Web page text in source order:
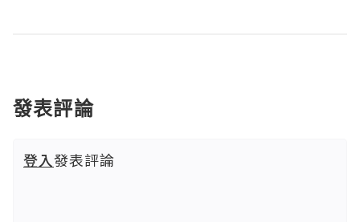
發表評論
登入發表評論